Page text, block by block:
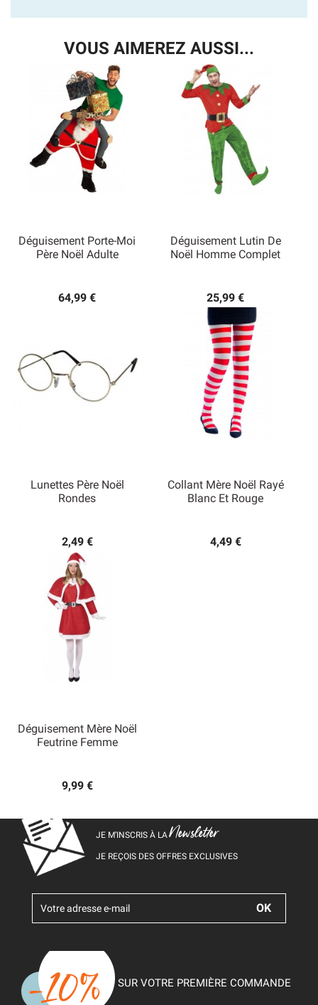
VOUS AIMEREZ AUSSI...
Déguisement Porte-Moi
Père Noël Adulte
64,99 €
Déguisement Lutin De
Noël Homme Complet
25,99 €
Lunettes Père Noël
Rondes
2,49 €
Collant Mère Noël Rayé
Blanc Et Rouge
4,49 €
Déguisement Mère Noël
Feutrine Femme
9,99 €
JE M’INSCRIS À LANewsletter
JE REÇOIS DES OFFRES EXCLUSIVES
SUR VOTRE PREMIÈRE COMMANDE